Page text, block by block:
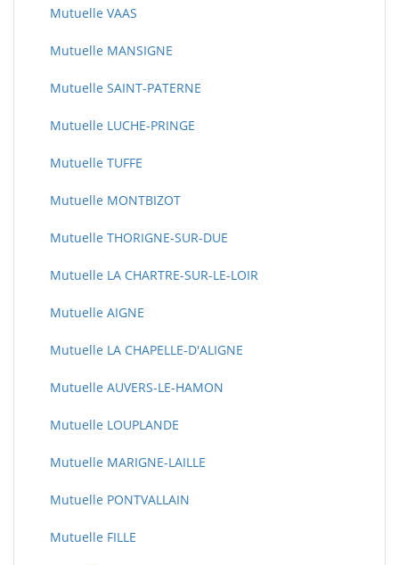
Mutuelle VAAS
Mutuelle MANSIGNE
Mutuelle SAINT-PATERNE
Mutuelle LUCHE-PRINGE
Mutuelle TUFFE
Mutuelle MONTBIZOT
Mutuelle THORIGNE-SUR-DUE
Mutuelle LA CHARTRE-SUR-LE-LOIR
Mutuelle AIGNE
Mutuelle LA CHAPELLE-D'ALIGNE
Mutuelle AUVERS-LE-HAMON
Mutuelle LOUPLANDE
Mutuelle MARIGNE-LAILLE
Mutuelle PONTVALLAIN
Mutuelle FILLE